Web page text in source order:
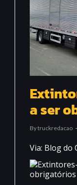
a ser
ByTruckredacao
Via: Blog do